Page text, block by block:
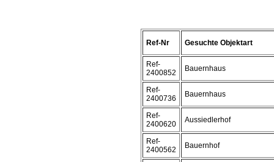
Ref-Nr Gesuchte Objektart
Ref-
2400852
Bauernhaus
Ref-
2400736
Bauernhaus
Ref-
2400620
Aussiedlerhof
Ref-
2400562
Bauernhof